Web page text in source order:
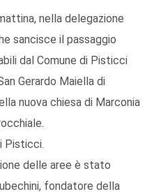
nella delegazione
sancisce il passaggio
dal Comune di Pisticci
Gerardo Maiella di
nuova chiesa di Marconia
Pisticci.
delle aree è stato
fondatore della